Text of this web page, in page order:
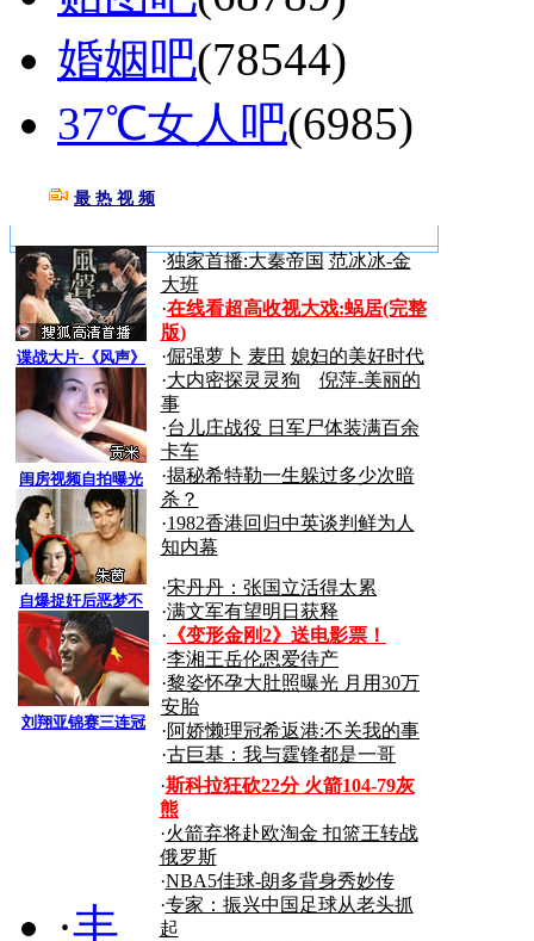
婚姻吧(78544)
37℃女人吧(6985)
最 热 视 频
谍战大片-《风声》
闺房视频自拍曝光
自爆捉奸后恶梦不
断
·独家首播:大秦帝国 范冰冰-金
大班
·在线看超高收视大戏:蜗居(完整
版)
·倔强萝卜 麦田 媳妇的美好时代
·大内密探灵灵狗
倪萍-美丽的
事
·台儿庄战役 日军尸体装满百余
卡车
·揭秘希特勒一生躲过多少次暗
杀？
·1982香港回归中英谈判鲜为人
知内幕
·宋丹丹：张国立活得太累
·满文军有望明日获释
· 《变形金刚2》送电影票！
·李湘王岳伦恩爱待产
·黎姿怀孕大肚照曝光 月用30万
安胎
·阿娇懒理冠希返港:不关我的事
·古巨基：我与霆锋都是一哥
刘翔亚锦赛三连冠
·斯科拉狂砍22分 火箭104-79灰
熊
·火箭弃将赴欧淘金 扣篮王转战
俄罗斯
·NBA5佳球-朗多背身秀妙传
·专家：振兴中国足球从老头抓
起
·丰